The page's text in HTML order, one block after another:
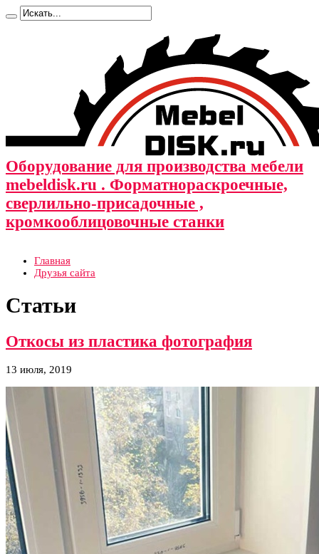
Оборудование для производства мебели
mebeldisk.ru . Форматнораскроечные,
сверлильно-присадочные ,
кромкооблицовочные станки
Главная
Друзья сайта
Статьи
Откосы из пластика фотография
13 июля, 2019